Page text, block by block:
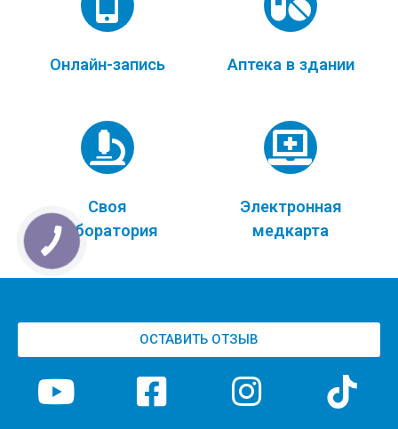
Онлайн-запись Аптека в здании
Своя
лаборатория
Электронная
медкарта
ОСТАВИТЬ ОТЗЫВ